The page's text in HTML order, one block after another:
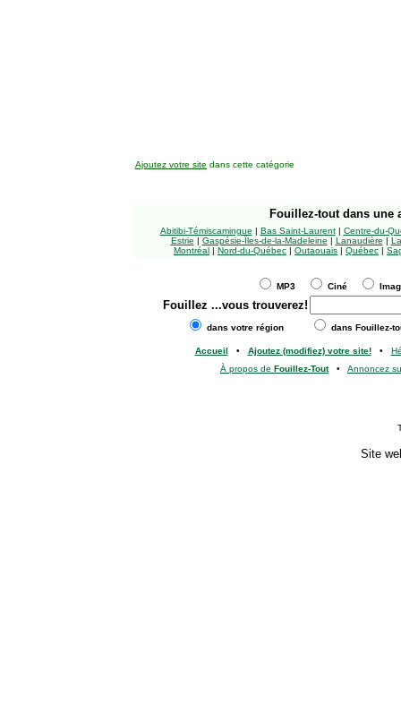
Ajoutez votre site dans cette catégorie
Fouillez-tout dans une
Abitibi-Témiscamingue | Bas Saint-Laurent| Centre-du-
Estrie | Gaspésie-Îles-de-la-Madeleine | Lanaudière |
Montréal | Nord-du-Québec | Outaouais | Québec |
MP3 Ciné
Fouillez ...vous trouverez!
dans votre région dans Fouillez-
Accueil • Ajoutez (modifiez) votre site!•
À propos de Fouillez-Tout• Annoncez
Site